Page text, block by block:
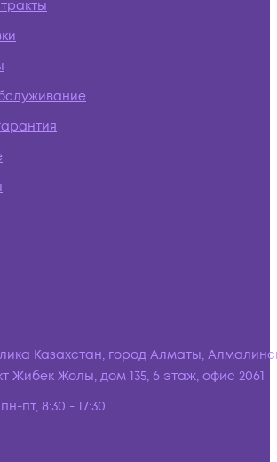
Казахстан, город Алматы,
Жибек Жолы, дом 135, 6 этаж, офис 2061
пн-пт, 8:30 - 17:30